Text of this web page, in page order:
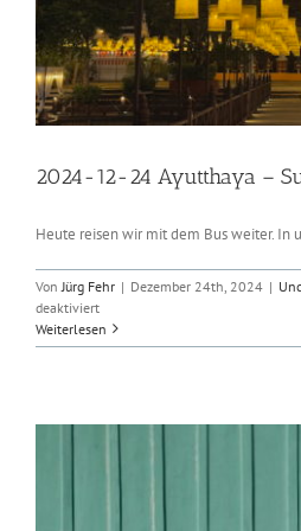
2024-12-24 Ayutthaya –
Heute reisen wir mit dem Bus weiter. In
Von Jürg Fehr | Dezember 24th, 2024 |
deaktiviertfür
2024-
12-
Weiterlesen